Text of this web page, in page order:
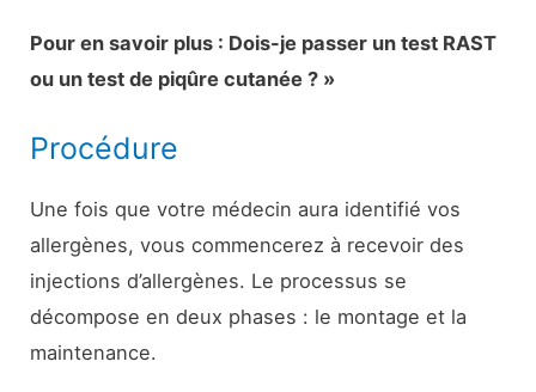
Pour en savoir plus : Dois-je passer un test RAST
ou un test de piqûre cutanée ? »
Procédure
Une fois que votre médecin aura identifié vos
allergènes, vous commencerez à recevoir des
injections d’allergènes. Le processus se
décompose en deux phases : le montage et la
maintenance.